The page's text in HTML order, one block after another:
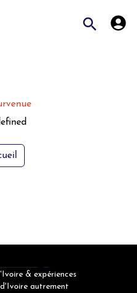
& expériences
autrement